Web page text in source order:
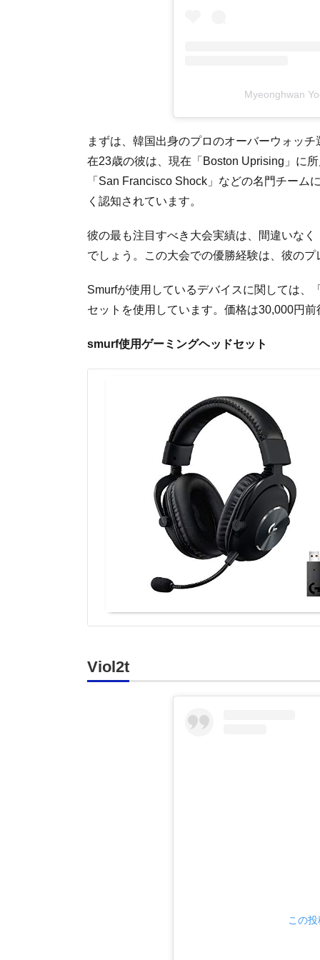
Myeonghwan
まずは、韓国出身のプロのオーバーウォッ
在23歳の彼は、現在「Boston Uprising」に
「San Francisco Shock」などの名門チー
く認知されています。
彼の最も注目すべき大会実績は、間違いな
でしょう。この大会での優勝経験は、彼の
Smurfが使用しているデバイスに関しては、
セットを使用しています。価格は30,000円
smurf使用ゲーミングヘッドセット
Viol2t
この